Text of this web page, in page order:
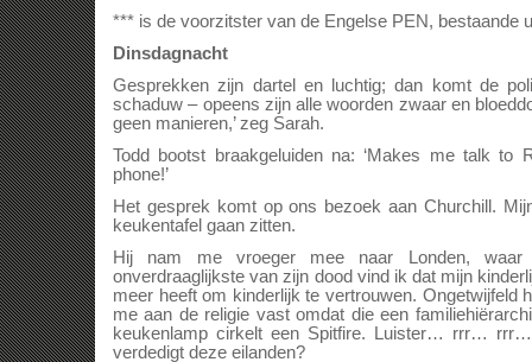
*** is de voorzitster van de Engelse PEN, bestaande
Dinsdagnacht
Gesprekken zijn dartel en luchtig; dan komt de
schaduw – opeens zijn alle woorden zwaar en
geen manieren,’ zeg Sarah.
Todd bootst braakgeluiden na: ‘Makes me talk to
phone!’
Het gesprek komt op ons bezoek aan Churchill.
keukentafel gaan zitten.
Hij nam me vroeger mee naar Londen,
onverdraaglijkste van zijn dood vind ik dat mijn
meer heeft om kinderlijk te vertrouwen. Ongetwijfeld
me aan de religie vast omdat die een
keukenlamp cirkelt een Spitfire. Luister… rrr…
verdedigt deze eilanden?